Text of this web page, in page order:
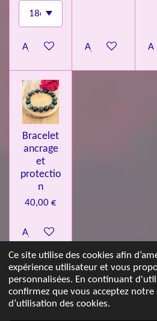
Ce site utilise des cookies afin
expérience utilisateur et vous
personnalisées. En continuant
confirmez que vous acceptez
d’utilisation des cookies.
Ajouter au panierAjouter au panier
Bracelet
ancrage
et
protectio
n
40,00 €
Ajouter au panier
© 2023 - 2026 Les jolies pierres d'Emma
Propulsé par Webador